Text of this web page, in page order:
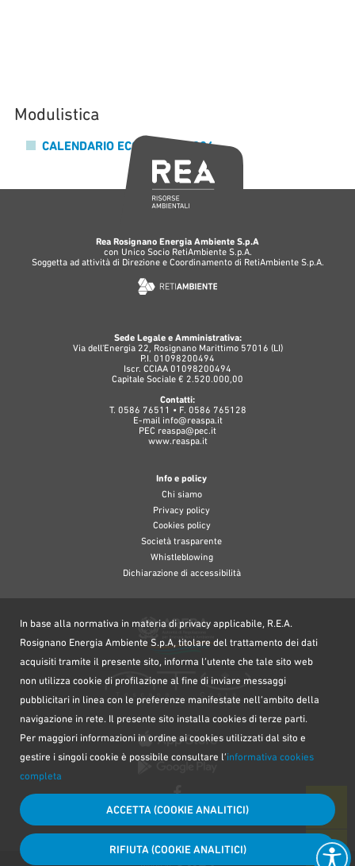
Modulistica
CALENDARIO ECOMOBILE 2026
Rea Rosignano Energia Ambiente S.p.A
con Unico Socio RetiAmbiente S.p.A.
Soggetta ad attività di Direzione e Coordinamento di RetiAmbiente S.p.A.
Sede Legale e Amministrativa:
Via dell'Energia 22, Rosignano Marittimo 57016 (LI)
P.I. 01098200494
Iscr. CCIAA 01098200494
Capitale Sociale € 2.520.000,00
Contatti:
T. 0586 76511 • F. 0586 765128
E-mail info@reaspa.it
PEC reaspa@pec.it
www.reaspa.it
Info e policy
Chi siamo
Privacy policy
Cookies policy
Società trasparente
Whistleblowing
Dichiarazione di accessibilità
In base alla normativa in materia di privacy applicabile, R.E.A.
Rosignano Energia Ambiente S.p.A, titolare del trattamento dei dati
acquisiti tramite il presente sito, informa l’utente che tale sito web
non utilizza cookie di profilazione al fine di inviare messaggi
pubblicitari in linea con le preferenze manifestate nell’ambito della
navigazione in rete. Il presente sito installa cookies di terze parti.
Per maggiori informazioni in ordine ai cookies utilizzati dal sito e
gestire i singoli cookie è possibile consultare l’informativa cookies
completa
ACCETTA (COOKIE ANALITICI)
RIFIUTA (COOKIE ANALITICI)